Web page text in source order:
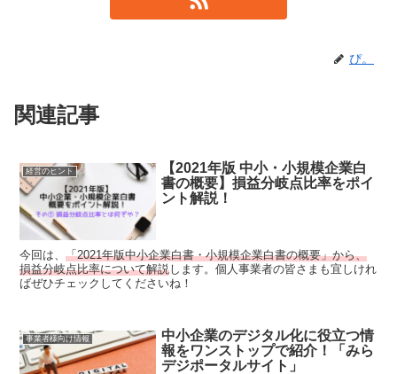
ぴ。
関連記事
経営のヒント
【2021年版 中小・小規模企業白
書の概要】損益分岐点比率をポイ
ント解説！
今回は、「2021年版中小企業白書・小規模企業白書の概要」から、
損益分岐点比率について解説します。個人事業者の皆さまも宜しけれ
ばぜひチェックしてくださいね！
事業者様向け情報
中小企業のデジタル化に役立つ情
報をワンストップで紹介！「みら
デジポータルサイト」